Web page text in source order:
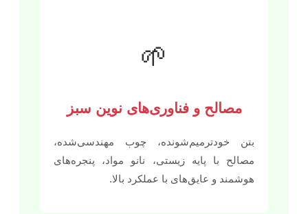
🌱
مصالح و فناوری‌های نوین سبز
بتن خودترمیم‌شونده، چوب مهندسی‌شده،
مصالح با پایه زیستی، نانو مواد، پنجره‌های
هوشمند و عایق‌های با عملکرد بالا.